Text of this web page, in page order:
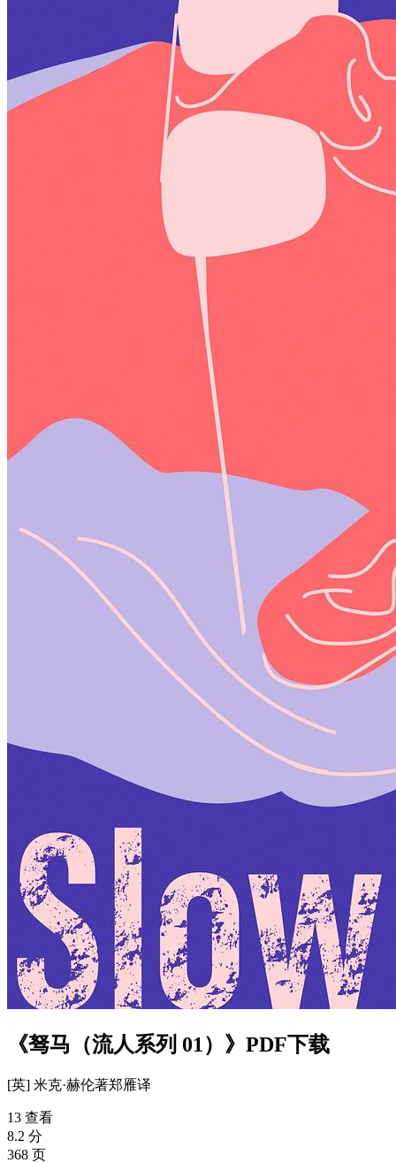
《驽马（流人系列 01）》PDF下载
[英] 米克·赫伦著郑雁译
13 查看
8.2 分
368 页